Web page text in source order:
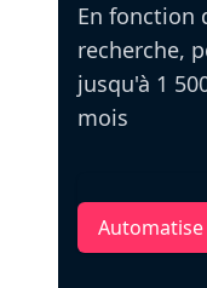
En fonction
recherche,
jusqu'à 1
mois